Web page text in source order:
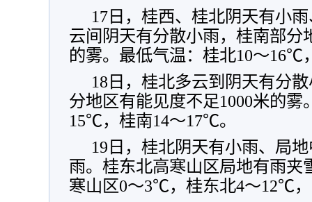
17日，桂西、桂北阴天有小
云间阴天有分散小雨，桂南部分
的雾。最低气温：桂北10～16℃
18日，桂北多云到阴天有分
分地区有能见度不足1000米的雾
15℃，桂南14～17℃。
19日，桂北阴天有小雨、局
雨。桂东北高寒山区局地有雨夹
寒山区0～3℃，桂东北4～12℃